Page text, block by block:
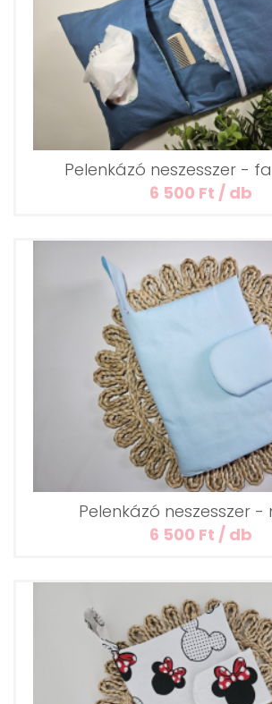
Pelenkázó neszesszer -
6 500 Ft / db
Pelenkázó neszesszer -
6 500 Ft / db